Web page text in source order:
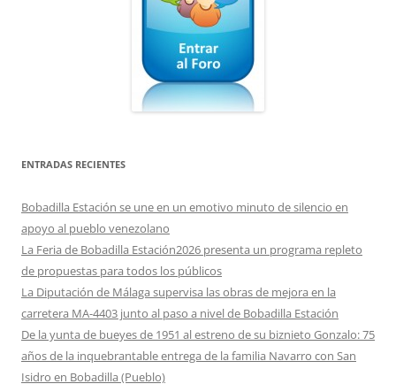
ENTRADAS RECIENTES
Bobadilla Estación se une en un emotivo minuto de silencio en
apoyo al pueblo venezolano
La Feria de Bobadilla Estación2026 presenta un programa repleto
de propuestas para todos los públicos
La Diputación de Málaga supervisa las obras de mejora en la
carretera MA-4403 junto al paso a nivel de Bobadilla Estación
De la yunta de bueyes de 1951 al estreno de su biznieto Gonzalo: 75
años de la inquebrantable entrega de la familia Navarro con San
Isidro en Bobadilla (Pueblo)